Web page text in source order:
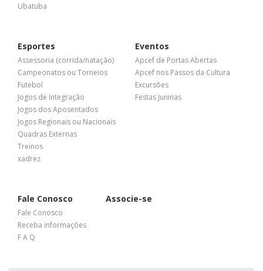
Ubatuba
Esportes
Assessoria (corrida/natação)
Campeonatos ou Torneios
Futebol
Jogos de Integração
Jogos dos Aposentados
Jogos Regionais ou Nacionais
Quadras Externas
Treinos
xadrez
Eventos
Apcef de Portas Abertas
Apcef nos Passos da Cultura
Excursões
Festas Juninas
Fale Conosco
Fale Conosco
Receba informações
F A Q
Associe-se